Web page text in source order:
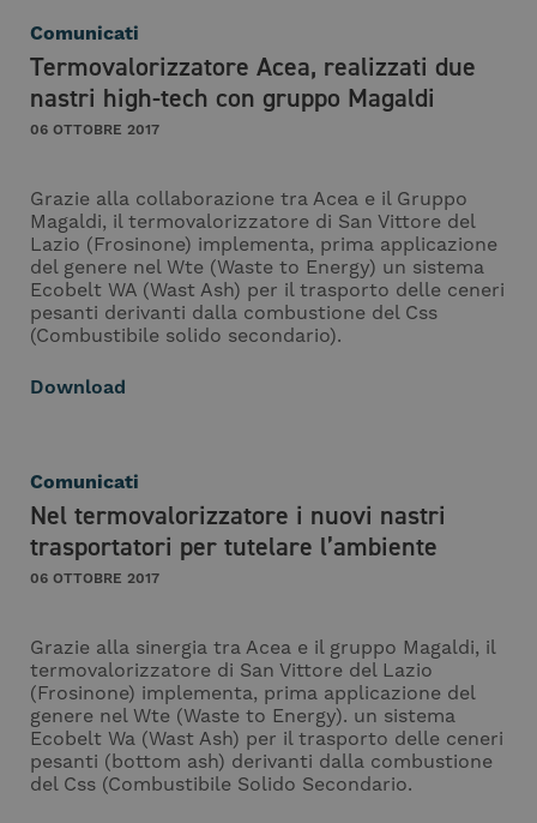
Comunicati
Termovalorizzatore Acea, realizzati due
nastri high-tech con gruppo Magaldi
06 OTTOBRE 2017
Grazie alla collaborazione tra Acea e il Gruppo
Magaldi, il termovalorizzatore di San Vittore del
Lazio (Frosinone) implementa, prima applicazione
del genere nel Wte (Waste to Energy) un sistema
Ecobelt WA (Wast Ash) per il trasporto delle ceneri
pesanti derivanti dalla combustione del Css
(Combustibile solido secondario).
Download
Comunicati
Nel termovalorizzatore i nuovi nastri
trasportatori per tutelare l’ambiente
06 OTTOBRE 2017
Grazie alla sinergia tra Acea e il gruppo Magaldi, il
termovalorizzatore di San Vittore del Lazio
(Frosinone) implementa, prima applicazione del
genere nel Wte (Waste to Energy). un sistema
Ecobelt Wa (Wast Ash) per il trasporto delle ceneri
pesanti (bottom ash) derivanti dalla combustione
del Css (Combustibile Solido Secondario.